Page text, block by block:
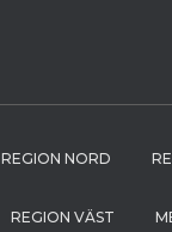
REGION NORD
REGION VÄST